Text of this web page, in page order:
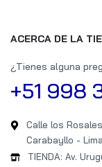
ACERCA DE LA
¿Tienes alguna
+51 998
Calle los
Carabayllo - Lima
TIENDA: Av.